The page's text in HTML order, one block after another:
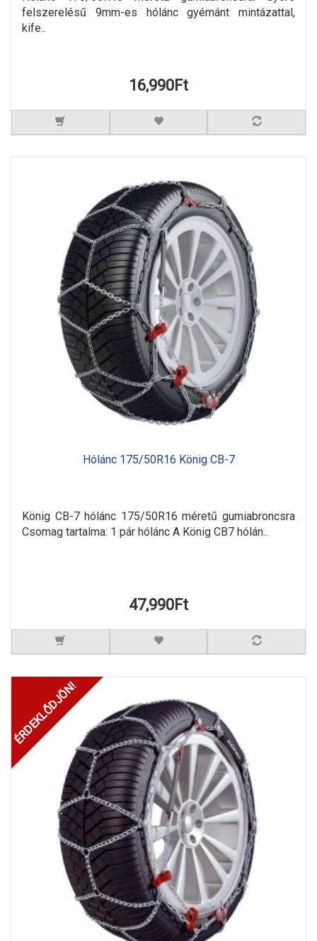
felszerelésű 9mm-es hólánc gyémánt mintázattal,
kife..
16,990Ft
Hólánc 175/50R16 König CB-7
König CB-7 hólánc 175/50R16 méretű gumiabroncsra
Csomag tartalma: 1 pár hólánc A König CB7 hólán..
47,990Ft
ÉRDEKLŐDJÖN!